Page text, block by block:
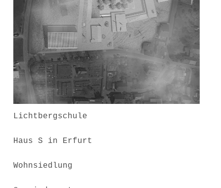
Lichtbergschule
Haus S in Erfurt
Wohnsiedlung